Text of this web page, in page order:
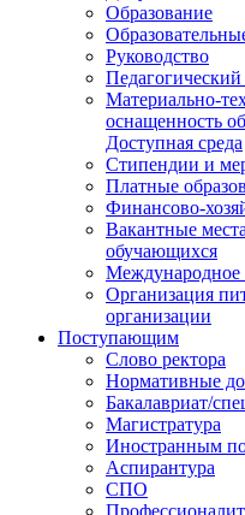
Образование
Руководство
Педагогический
Материально-
оснащенность
Доступная среда
Стипендии и
Платные
Финансово-
Вакантные
обучающихся
Международное
Организация
организации
Поступающим
Слово ректора
Нормативные
Бакалавриат/
Магистратура
Иностранным
Аспирантура
СПО